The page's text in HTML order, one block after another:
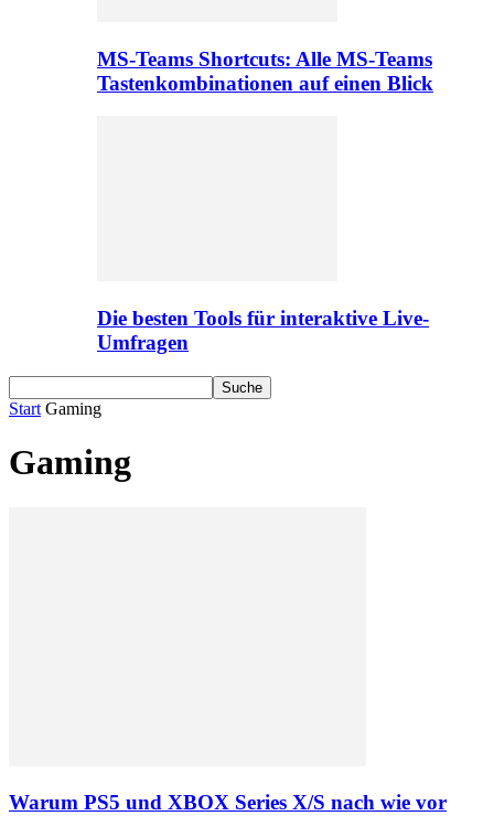
MS-Teams Shortcuts: Alle MS-Teams
Tastenkombinationen auf einen Blick
Die besten Tools für interaktive Live-
Umfragen
Start Gaming
Gaming
Warum PS5 und XBOX Series X/S nach wie vor